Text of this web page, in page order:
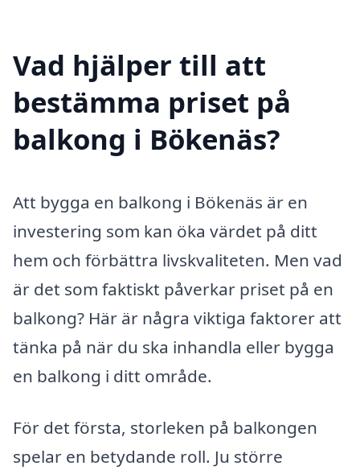
Vad hjälper till att
bestämma priset på
balkong i Bökenäs?
Att bygga en balkong i Bökenäs är en
investering som kan öka värdet på ditt
hem och förbättra livskvaliteten. Men vad
är det som faktiskt påverkar priset på en
balkong? Här är några viktiga faktorer att
tänka på när du ska inhandla eller bygga
en balkong i ditt område.
För det första, storleken på balkongen
spelar en betydande roll. Ju större